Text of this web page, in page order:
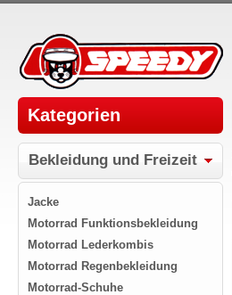
Kategorien
Bekleidung und Freizeit
Jacke
Motorrad Funktionsbekleidung
Motorrad Lederkombis
Motorrad Regenbekleidung
Motorrad-Schuhe